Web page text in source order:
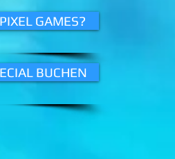
GAMES?
BUCHEN